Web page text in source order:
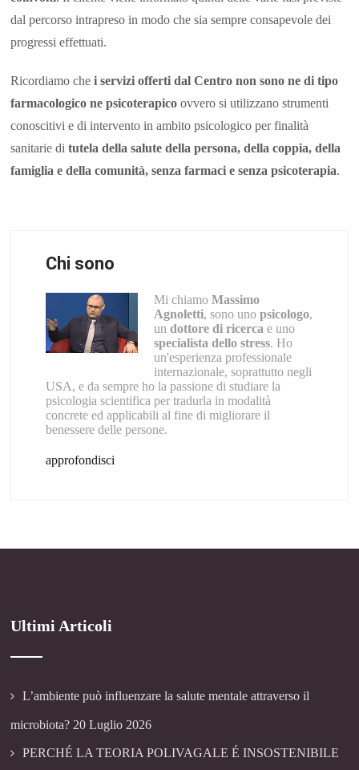
dal percorso intrapreso in modo che sia sempre consapevole dei
progressi effettuati.
Ricordiamo chei servizi offerti dal Centro non sono ne di tipo
farmacologico ne psicoterapico ovvero si utilizzano strumenti
conoscitivi e di intervento in ambito psicologico per finalità
sanitarie di tutela della salute della persona, della coppia, della
famiglia e della comunità, senza farmaci e senza psicoterapia.
Chi sono
Mi chiamo Massimo
Agnoletti, sono uno psicologo,
un dottore di ricerca e uno
specialista dello stress. Ho
un'esperienza professionale
internazionale, soprattutto negli
USA, e da sempre ho la passione di studiare la
psicologia scientifica per tradurla in modalità
concrete ed applicabili al fine di migliorare il
benessere delle persone.
approfondisci
Ultimi Articoli
L’ambiente può influenzare la salute mentale attraverso il
microbiota? 20 Luglio 2026
PERCHÉ LA TEORIA POLIVAGALE É INSOSTENIBILE